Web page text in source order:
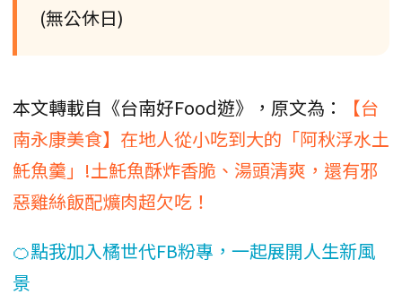
(無公休日)
本文轉載自《台南好Food遊》，原文為：
【台
南永康美食】在地人從小吃到大的「阿秋浮水土
魠魚羹」!土魠魚酥炸香脆、湯頭清爽，還有邪
惡雞絲飯配爌肉超欠吃！
🍊點我加入橘世代FB粉專，一起展開人生新風
景